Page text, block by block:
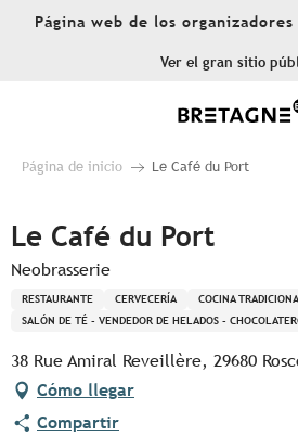
AllerPágina web de los
Ver el gran sitio
Página de inicio Le Café du Port
Le Café du Port
Neobrasserie
RESTAURANTE CERVECERÍA COCINA
SALÓN DE TÉ - VENDEDOR DE HELADOS -
38 Rue Amiral Reveillère, 29680
Cómo llegar
Compartir